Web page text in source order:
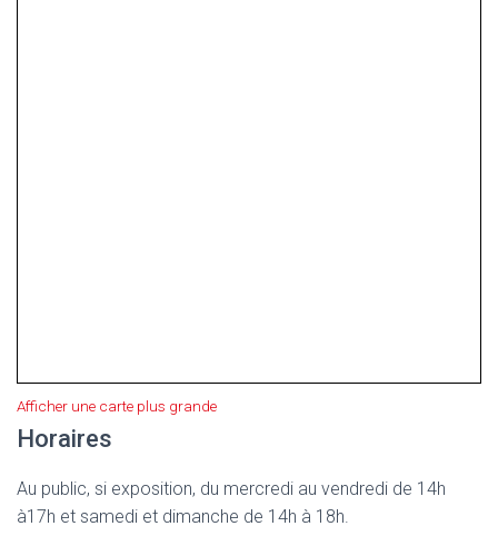
Afficher une carte plus grande
Horaires
Au public, si exposition, du mercredi au vendredi de 14h
à17h et samedi et dimanche de 14h à 18h.